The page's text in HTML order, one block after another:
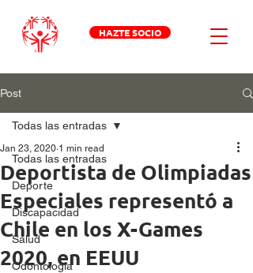
HAZTE SOCIO
Post
Todas las entradas
Deporte
Discapacidad
Salud
Odontologia
Todas las entradas
Deportista de Olimpiadas
Especiales representó a
Chile en los X-Games
2020, en EEUU
Jan 23, 2020 1 min read